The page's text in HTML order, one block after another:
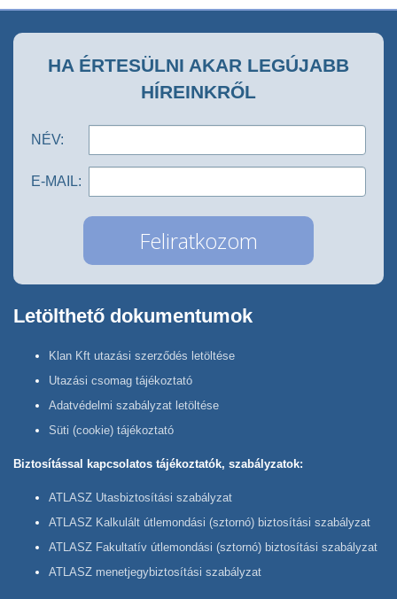
HA ÉRTESÜLNI AKAR LEGÚJABB
HÍREINKRŐL
NÉV:
E-MAIL:
Letölthető dokumentumok
Klan Kft utazási szerződés letöltése
Utazási csomag tájékoztató
Adatvédelmi szabályzat letöltése
Süti (cookie) tájékoztató
Biztosítással kapcsolatos tájékoztatók, szabályzatok:
ATLASZ Utasbiztosítási szabályzat
ATLASZ Kalkulált útlemondási (sztornó) biztosítási szabályzat
ATLASZ Fakultatív útlemondási (sztornó) biztosítási szabályzat
ATLASZ menetjegybiztosítási szabályzat